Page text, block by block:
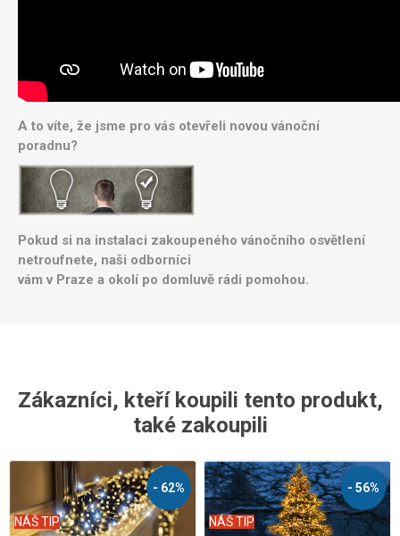
A to víte, že jsme pro vás otevřeli novou vánoční
poradnu?
Pokud si na instalaci zakoupeného vánočního osvětlení
netroufnete, naši odborníci
vám v Praze a okolí po domluvě rádi pomohou.
Zákazníci, kteří koupili tento produkt,
také zakoupili
- 62%
NÁŠ TIP
- 56%
NÁŠ TIP